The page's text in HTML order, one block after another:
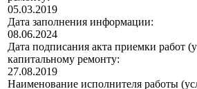
05.03.2019
Дата заполнения информации:
08.06.2024
Дата подписания акта приемки работ
капитальному ремонту:
27.08.2019
Наименование исполнителя работы